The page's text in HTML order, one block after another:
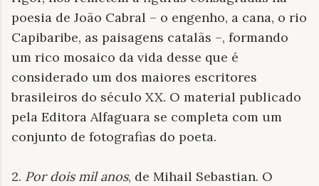
poesia de João Cabral – o engenho, a cana, o rio
Capibaribe, as paisagens catalãs –, formando
um rico mosaico da vida desse que é
considerado um dos maiores escritores
brasileiros do século XX. O material publicado
pela Editora Alfaguara se completa com um
conjunto de fotografias do poeta.
2. Por dois mil anos, de Mihail Sebastian. O